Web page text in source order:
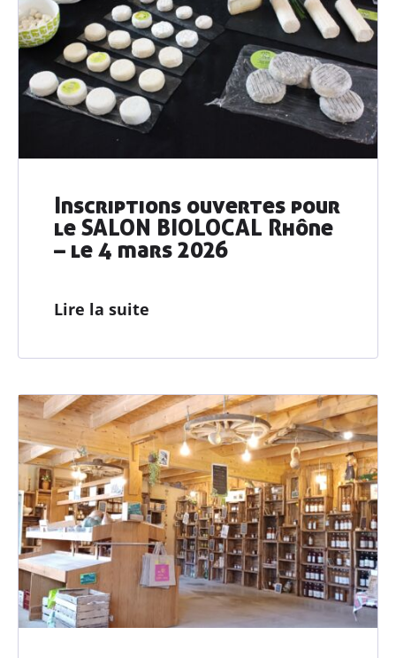
Inscriptions ouvertes pour
le SALON BIOLOCAL Rhône
– le 4 mars 2026
Lire la suite
DécouvrirAGRIBIO
Agriculteurs
Collectivités
Professionnelsde l’alimentation
Consom’acteur•ices
Enseignement& associations
Actualités
Ressources
Contacter AGRIBIO